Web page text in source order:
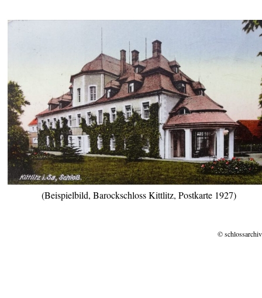
(Beispielbild, Barockschloss Kittlitz, Postkarte 1927)
©